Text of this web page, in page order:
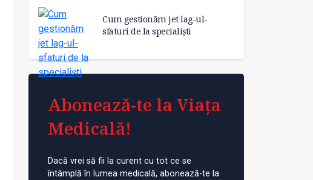
Cum gestionăm jet lag-ul-
sfaturi de la specialiști
Abonează-te la Viața
Medicală!
Dacă vrei să fii la curent cu tot ce se
întâmplă în lumea medicală, abonează-te la